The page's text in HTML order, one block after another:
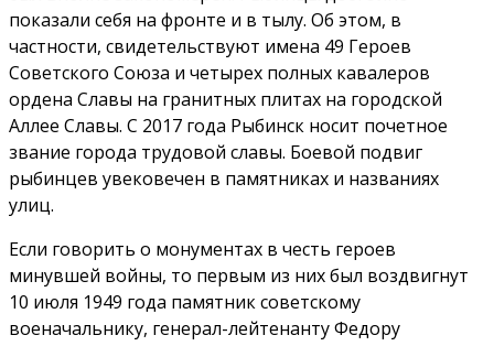
показали себя на фронте и в тылу. Об этом, в
частности, свидетельствуют имена 49 Героев
Советского Союза и четырех полных кавалеров
ордена Славы на гранитных плитах на городской
Аллее Славы. С 2017 года Рыбинск носит почетное
звание города трудовой славы. Боевой подвиг
рыбинцев увековечен в памятниках и названиях
улиц.
Если говорить о монументах в честь героев
минувшей войны, то первым из них был воздвигнут
10 июля 1949 года памятник советскому
военачальнику, генерал-лейтенанту Федору